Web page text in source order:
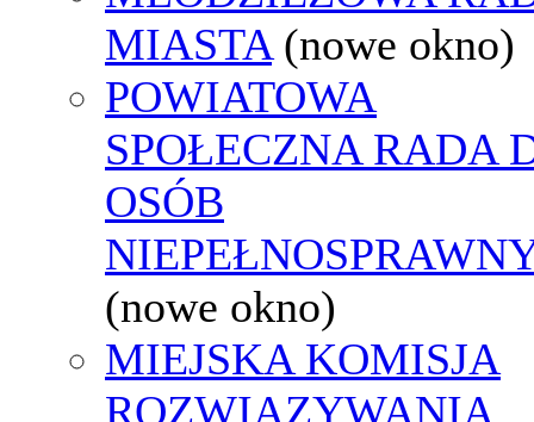
MIASTA (nowe okno)
POWIATOWA
SPOŁECZNA RADA
OSÓB
(nowe okno)
MIEJSKA KOMISJA
ROZWIĄZYWANIA